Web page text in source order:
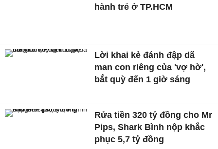
hành trẻ ở TP.HCM
Lời khai kẻ đánh đập dã
man con riêng của 'vợ hờ',
bắt quỳ đến 1 giờ sáng
Rửa tiền 320 tỷ đồng cho Mr
Pips, Shark Bình nộp khắc
phục 5,7 tỷ đồng